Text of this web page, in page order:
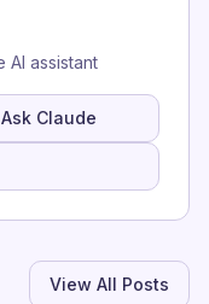
AI assistant
Ask Claude
View All Posts